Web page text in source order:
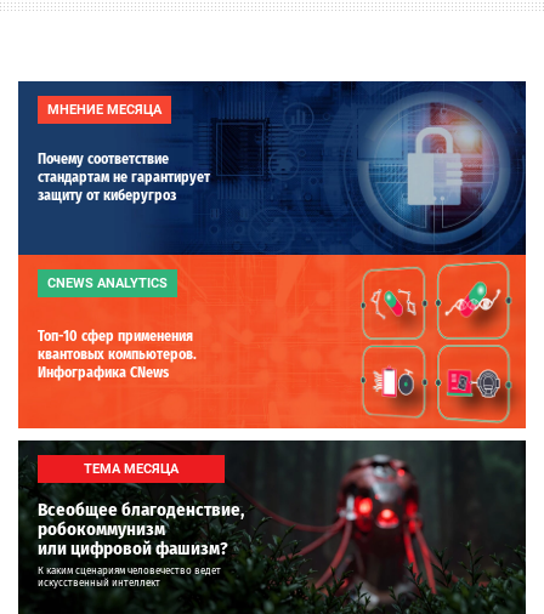
МНЕНИЕ МЕСЯЦА
Почему соответствие
стандартам не гарантирует
защиту от киберугроз
CNEWS ANALYTICS
Топ-10 сфер применения
квантовых компьютеров.
Инфографика CNews
ТЕМА МЕСЯЦА
Всеобщее благоденствие,
робокоммунизм
или цифровой фашизм?
К каким сценариям человечество ведет
искусственный интеллект